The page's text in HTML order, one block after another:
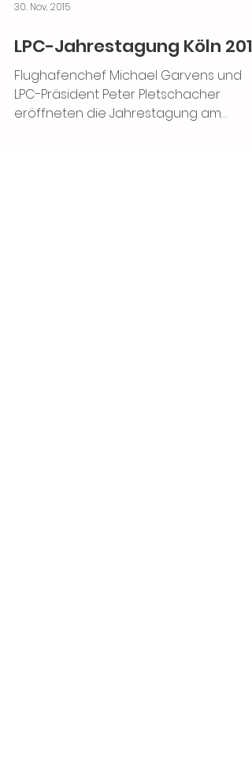
30. Nov. 2015
LPC-Jahrestagung Köln 2015
Flughafenchef Michael Garvens und
LPC-Präsident Peter Pletschacher